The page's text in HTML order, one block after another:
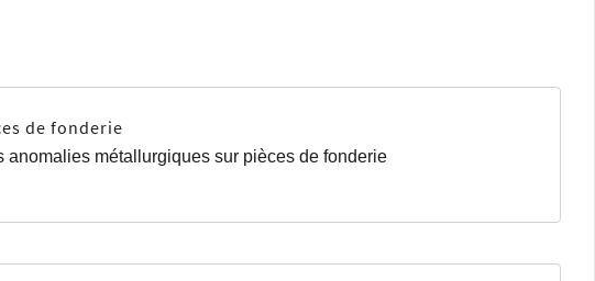
de fonderie
métallurgiques sur pièces de fonderie